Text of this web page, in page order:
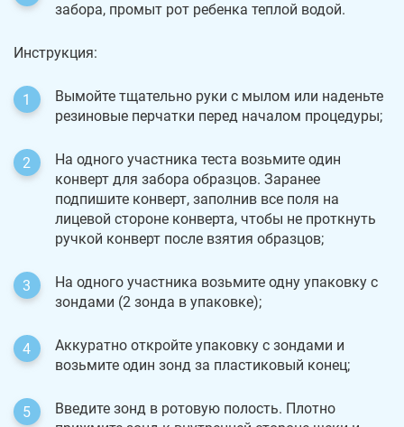
забора, промыт рот ребенка теплой водой.
Инструкция:
Вымойте тщательно руки с мылом или наденьте
резиновые перчатки перед началом процедуры;
На одного участника теста возьмите один
конверт для забора образцов. Заранее
подпишите конверт, заполнив все поля на
лицевой стороне конверта, чтобы не проткнуть
ручкой конверт после взятия образцов;
На одного участника возьмите одну упаковку с
зондами (2 зонда в упаковке);
Аккуратно откройте упаковку с зондами и
возьмите один зонд за пластиковый конец;
Введите зонд в ротовую полость. Плотно